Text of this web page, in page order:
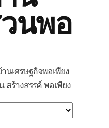
นพอ
นเศรษฐกิจพอเพียง
สร้างสรรค์ พอเพียง